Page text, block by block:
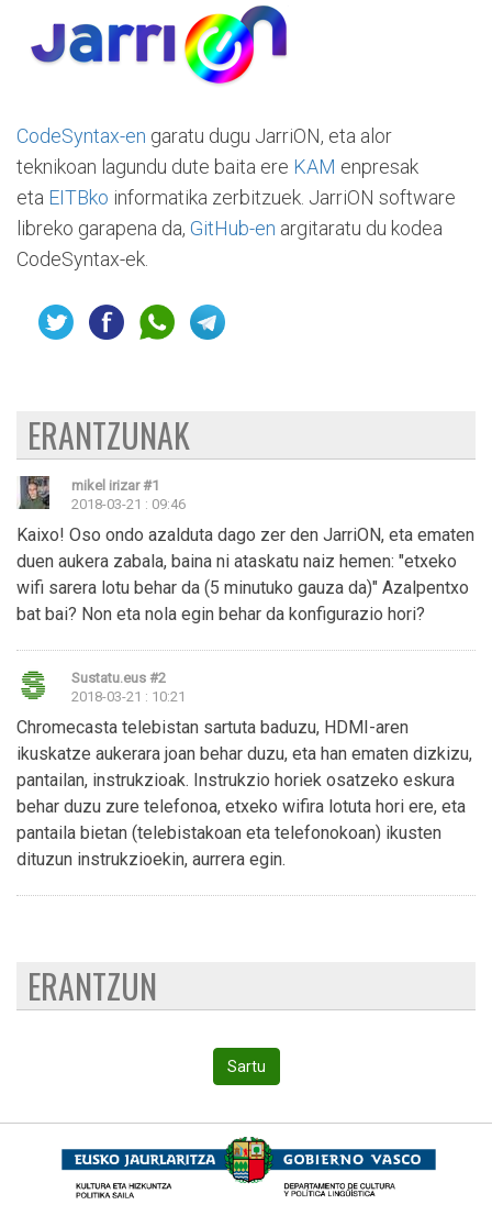
CodeSyntax-en garatu dugu JarriON, eta alor
teknikoan lagundu dute baita ere KAM enpresak
eta EITBko informatika zerbitzuek. JarriON software
libreko garapena da, GitHub-en argitaratu du kodea
CodeSyntax-ek.
ERANTZUNAK
mikel irizar #1
2018-03-21 : 09:46
Kaixo! Oso ondo azalduta dago zer den JarriON, eta ematen
duen aukera zabala, baina ni ataskatu naiz hemen: "etxeko
wifi sarera lotu behar da (5 minutuko gauza da)" Azalpentxo
bat bai? Non eta nola egin behar da konfigurazio hori?
Sustatu.eus #2
2018-03-21 : 10:21
Chromecasta telebistan sartuta baduzu, HDMI-aren
ikuskatze aukerara joan behar duzu, eta han ematen dizkizu,
pantailan, instrukzioak. Instrukzio horiek osatzeko eskura
behar duzu zure telefonoa, etxeko wifira lotuta hori ere, eta
pantaila bietan (telebistakoan eta telefonokoan) ikusten
dituzun instrukzioekin, aurrera egin.
ERANTZUN
Sartu